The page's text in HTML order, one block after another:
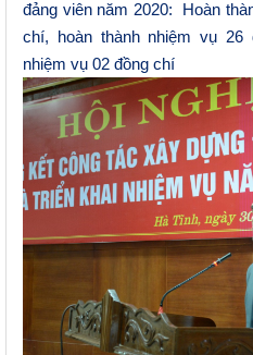
đảng viên năm 2020: Hoàn
chí, hoàn thành nhiệm vụ 26
nhiệm vụ 02 đồng chí